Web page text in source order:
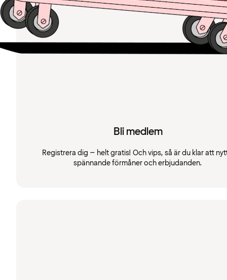
Bli medlem
Registrera dig – helt gratis! Och vips, så är du klar att
spännande förmåner och erbjudanden.